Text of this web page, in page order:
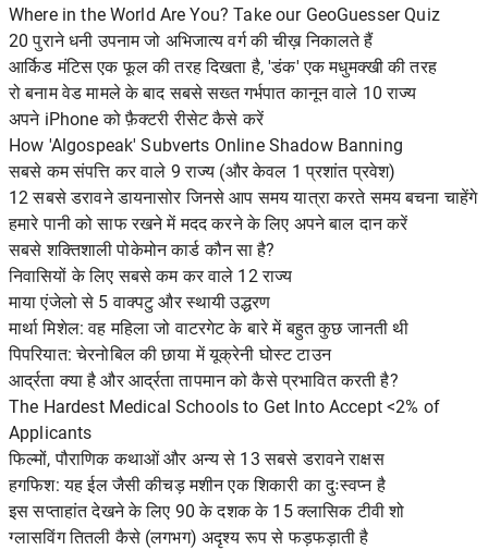
Where in the World Are You? Take our GeoGuesser Quiz
20 पुराने धनी उपनाम जो अभिजात्य वर्ग की चीख़ निकालते हैं
आर्किड मंटिस एक फूल की तरह दिखता है, 'डंक' एक मधुमक्खी की तरह
रो बनाम वेड मामले के बाद सबसे सख्त गर्भपात कानून वाले 10 राज्य
अपने iPhone को फ़ैक्टरी रीसेट कैसे करें
How 'Algospeak' Subverts Online Shadow Banning
सबसे कम संपत्ति कर वाले 9 राज्य (और केवल 1 प्रशांत प्रवेश)
12 सबसे डरावने डायनासोर जिनसे आप समय यात्रा करते समय बचना चाहेंगे
हमारे पानी को साफ रखने में मदद करने के लिए अपने बाल दान करें
सबसे शक्तिशाली पोकेमोन कार्ड कौन सा है?
निवासियों के लिए सबसे कम कर वाले 12 राज्य
माया एंजेलो से 5 वाक्पटु और स्थायी उद्धरण
मार्था मिशेल: वह महिला जो वाटरगेट के बारे में बहुत कुछ जानती थी
पिपरियात: चेरनोबिल की छाया में यूक्रेनी घोस्ट टाउन
आर्द्रता क्या है और आर्द्रता तापमान को कैसे प्रभावित करती है?
The Hardest Medical Schools to Get Into Accept <2% of
Applicants
फिल्मों, पौराणिक कथाओं और अन्य से 13 सबसे डरावने राक्षस
हगफिश: यह ईल जैसी कीचड़ मशीन एक शिकारी का दुःस्वप्न है
इस सप्ताहांत देखने के लिए 90 के दशक के 15 क्लासिक टीवी शो
ग्लासविंग तितली कैसे (लगभग) अदृश्य रूप से फड़फड़ाती है